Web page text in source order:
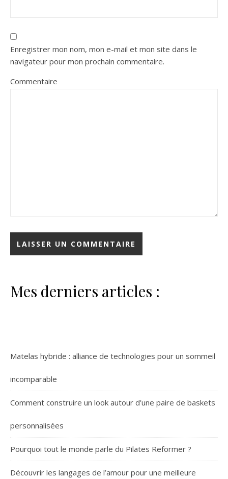
Enregistrer mon nom, mon e-mail et mon site dans le
navigateur pour mon prochain commentaire.
Commentaire
Mes derniers articles :
Matelas hybride : alliance de technologies pour un sommeil
incomparable
Comment construire un look autour d’une paire de baskets
personnalisées
Pourquoi tout le monde parle du Pilates Reformer ?
Découvrir les langages de l’amour pour une meilleure